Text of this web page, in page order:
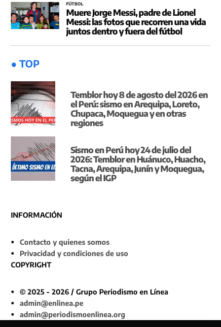
FÚTBOL
Muere Jorge Messi, padre de Lionel
Messi: las fotos que recorren una vida
juntos dentro y fuera del fútbol
● TOP
Temblor hoy 8 de agosto del 2026 en
el Perú: sismo en Arequipa, Loreto,
Chupaca, Moquegua y en otras
regiones
Sismo en Perú hoy 24 de julio del
2026: Temblor en Huánuco, Huacho,
Tacna, Arequipa, Junín y Moquegua,
según el IGP
INFORMACIÓN
Contacto y quienes somos
Privacidad y condiciones de uso
COPYRIGHT
© 2025 - 2026 / Grupo Periodismo en Línea
admin@enlinea.pe
admin@periodismoenlinea.org